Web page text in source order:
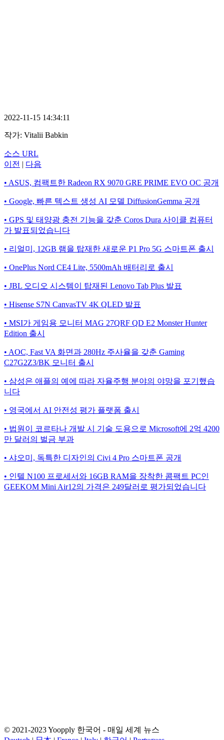
2022-11-15 14:34:11
작가: Vitalii Babkin
소스 URL
이전 | 다음
• ASUS, 컴팩트한 Radeon RX 9070 GRE PRIME EVO OC 공개
• Google, 빠른 텍스트 생성 AI 모델 DiffusionGemma 공개
• GPS 및 태양광 충전 기능을 갖춘 Coros Dura 사이클 컴퓨터
가 발표되었습니다
• 리얼미, 12GB 램을 탑재한 새로운 P1 Pro 5G 스마트폰 출시
• OnePlus Nord CE4 Lite, 5500mAh 배터리로 출시
• JBL 오디오 시스템이 탑재된 Lenovo Tab Plus 발표
• Hisense S7N CanvasTV 4K QLED 발표
• MSI가 게임용 모니터 MAG 27QRF QD E2 Monster Hunter
Edition 출시
• AOC, Fast VA 화면과 280Hz 주사율을 갖춘 Gaming
C27G2Z3/BK 모니터 출시
• 삼성은 애플의 예에 따라 자율주행 분야의 야망을 포기했습
니다
• 영국에서 AI 안전성 평가 플랫폼 출시
• 법원이 코르타나 개발 시 기술 도용으로 Microsoft에 2억 4200
만 달러의 벌금 부과
• 샤오미, 독특한 디자인의 Civi 4 Pro 스마트폰 공개
• 인텔 N100 프로세서와 16GB RAM을 장착한 콤팩트 PC인
GEEKOM Mini Air12의 가격은 249달러로 평가되었습니다
© 2021-2023 Yoopply 한국어 - 매일 세계 뉴스